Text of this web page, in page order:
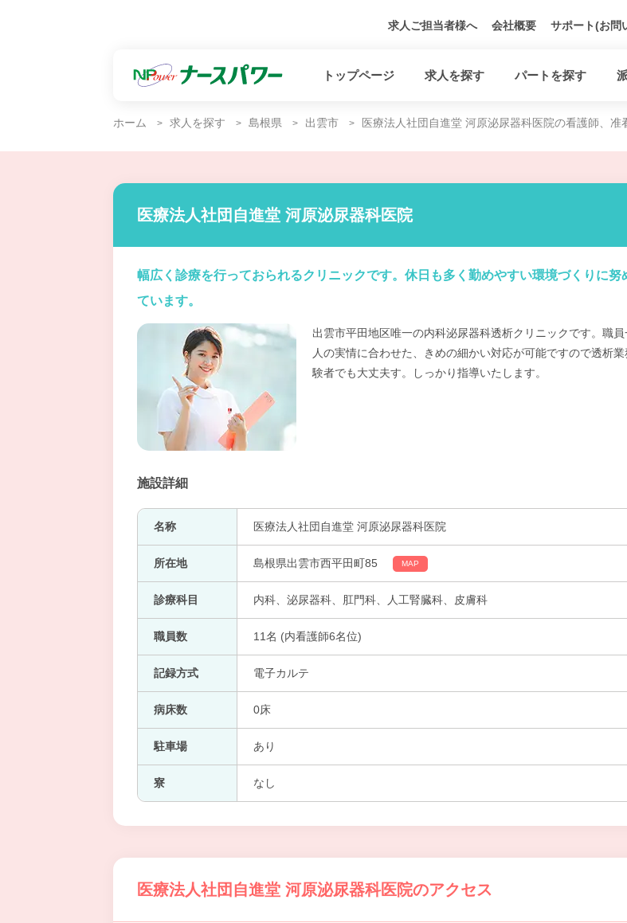
求人ご担当者様へ 会社概要 サポート(お問
トップページ 求人を探す パートを探す
ホーム 求人を探す 島根県 出雲市 医療法人社団自進堂 河原泌尿器科医院の看護師、准
医療法人社団自進堂 河原泌尿器科医院
幅広く診療を行っておられるクリニックです。休日も多く勤めやすい環境づくりに努
ています。
出雲市平田地区唯一の内科泌尿器科透析クリニックです。職
人の実情に合わせた、きめの細かい対応が可能ですので透析業
験者でも大丈夫す。しっかり指導いたします。
施設詳細
名称 医療法人社団自進堂 河原泌尿器科医院
所在地 島根県出雲市西平田町85 MAP
診療科目 内科、泌尿器科、肛門科、人工腎臓科、皮膚科
職員数 11名 (内看護師6名位)
記録方式 電子カルテ
病床数 0床
駐車場 あり
寮 なし
医療法人社団自進堂 河原泌尿器科医院のアクセス